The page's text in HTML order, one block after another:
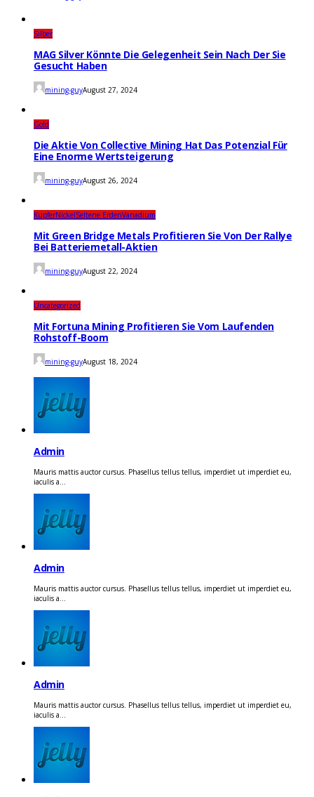
Silber
MAG Silver Könnte Die Gelegenheit Sein Nach Der Sie
Gesucht Haben
mining-guyAugust 27, 2024
Gold
Die Aktie Von Collective Mining Hat Das Potenzial Für
Eine Enorme Wertsteigerung
mining-guyAugust 26, 2024
KupferNickelSeltene ErdenVanadium
Mit Green Bridge Metals Profitieren Sie Von Der Rallye
Bei Batteriemetall-Aktien
mining-guyAugust 22, 2024
Uncategorized
Mit Fortuna Mining Profitieren Sie Vom Laufenden
Rohstoff-Boom
mining-guyAugust 18, 2024
Admin
Mauris mattis auctor cursus. Phasellus tellus tellus, imperdiet ut imperdiet eu,
iaculis a...
Admin
Mauris mattis auctor cursus. Phasellus tellus tellus, imperdiet ut imperdiet eu,
iaculis a...
Admin
Mauris mattis auctor cursus. Phasellus tellus tellus, imperdiet ut imperdiet eu,
iaculis a...